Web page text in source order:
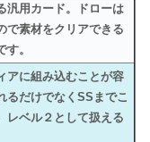
汎用カード。ドローは
で素材をクリアできる
。
アに組み込むことが容
るだけでなくSSまでこ
レベル２として扱える